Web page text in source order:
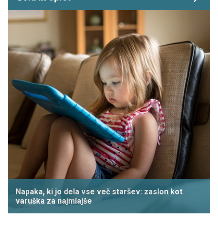
Napaka, ki jo dela vse več staršev: zaslon kot
varuška za najmlajše